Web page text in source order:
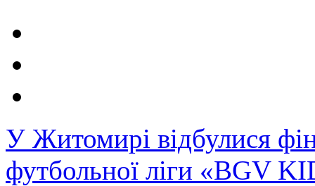
У Житомирі відбулися
футбольної ліги «BGV